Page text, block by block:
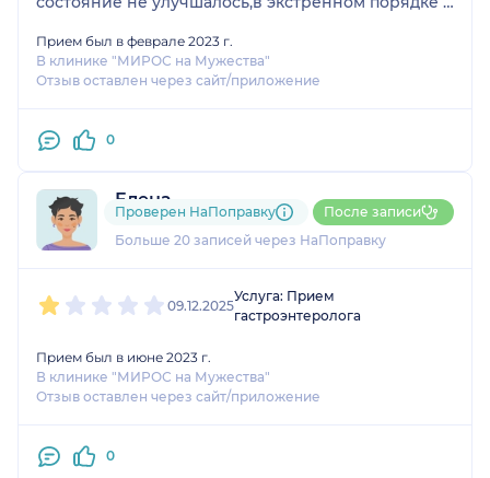
индивидуально,расписала план дальнейшего
лечения и анализы,она меня вдохновила на
Прием был в феврале 2023 г.
В клинике "МИРОС на Мужества"
Отзыв оставлен через сайт/приложение
0
Елена
5 отзывов и4 оценки
Больше 20 записей через НаПоправку
Проверен НаПоправку После записи
09.12.2025
Услуга: Прием
гастроэнтеролога
Прием был в июне 2023 г.
В клинике "МИРОС на Мужества"
Отзыв оставлен через сайт/приложение
0